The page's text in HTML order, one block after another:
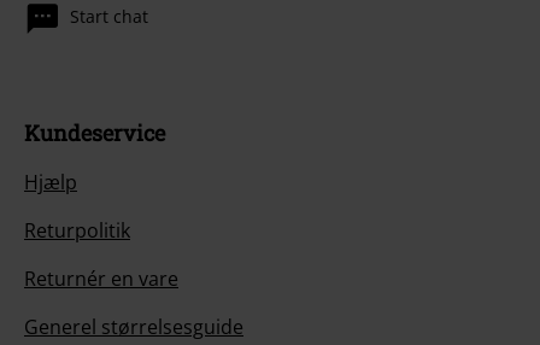
Start chat
Kundeservice
Hjælp
Returpolitik
Returnér en vare
Generel størrelsesguide